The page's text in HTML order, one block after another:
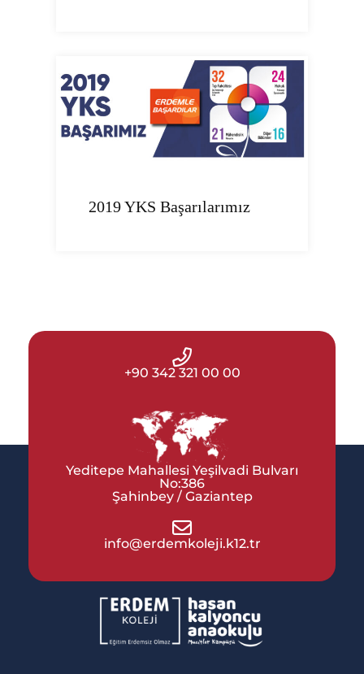
2019 YKS Başarılarımız
+90 342 321 00 00
Yeditepe Mahallesi Yeşilvadi Bulvarı
No:386
Şahinbey / Gaziantep
info@erdemkoleji.k12.tr